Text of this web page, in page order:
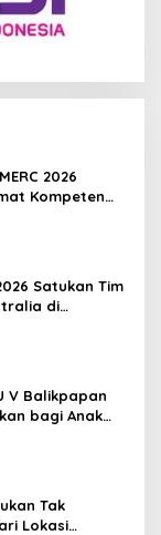
2026
Kompeten
Satukan Tim
di
V Balikpapan
bagi Anak
Tak
Lokasi